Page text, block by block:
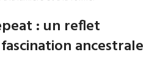
: un reflet
ancestrale